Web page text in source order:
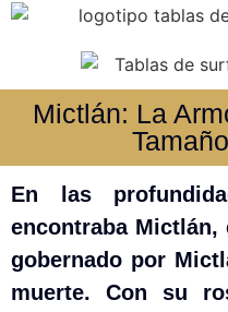
Mictlán: La
En las
encontraba
gobernado por
muerte. Con su